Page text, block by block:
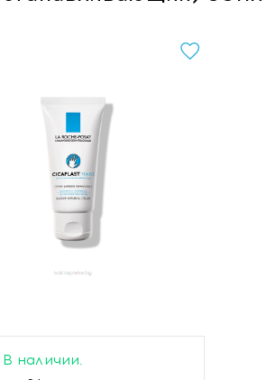
В наличии.